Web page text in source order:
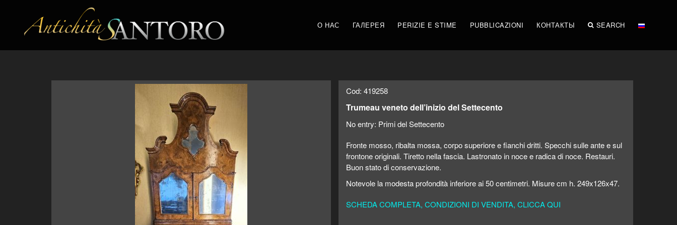
О НАС ГАЛЕРЕЯ PERIZIE E STIME PUBBLICAZIONI КОНТАКТЫ SEARCH
Cod: 419258
Trumeau veneto dell’inizio del Settecento
No entry: Primi del Settecento
Fronte mosso, ribalta mossa, corpo superiore e fianchi dritti. Specchi sulle ante e sul
frontone originali. Tiretto nella fascia. Lastronato in noce e radica di noce. Restauri.
Buon stato di conservazione.
Notevole la modesta profondità inferiore ai 50 centimetri. Misure cm h. 249x126x47.
SCHEDA COMPLETA, CONDIZIONI DI VENDITA, CLICCA QUI